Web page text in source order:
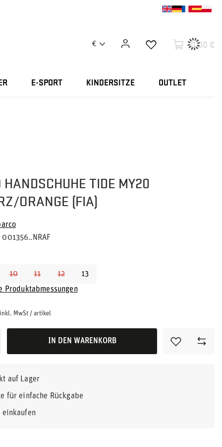
€ 0,00 €
E-SPORT KINDERSITZE OUTLET
HANDSCHUHE TIDE MY20
ORANGE (FIA)
001356..NRAF
10 11 12
13
Produktabmessungen
inkl. MwSt /artikel
IN DEN WARENKORB
auf Lager
für einfache Rückgabe
einkaufen